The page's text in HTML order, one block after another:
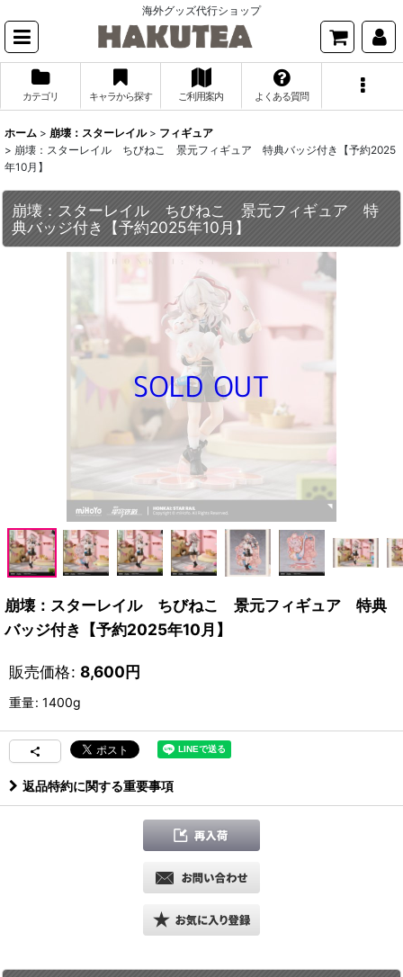
海外グッズ代行ショップ
カテゴリ キャラから探す ご利用案内 よくある質問
ホーム > 崩壊：スターレイル > フィギュア
> 崩壊：スターレイル ちびねこ 景元フィギュア 特典バッジ付き【予約2025
年10月】
崩壊：スターレイル ちびねこ 景元フィギュア 特
典バッジ付き【予約2025年10月】
崩壊：スターレイル ちびねこ 景元フィギュア 特典
バッジ付き【予約2025年10月】
販売価格: 8,600円
重量: 1400g
返品特約に関する重要事項